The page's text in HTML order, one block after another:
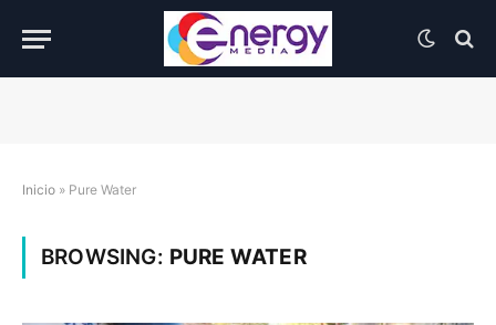
Inicio » Pure Water
BROWSING: PURE WATER